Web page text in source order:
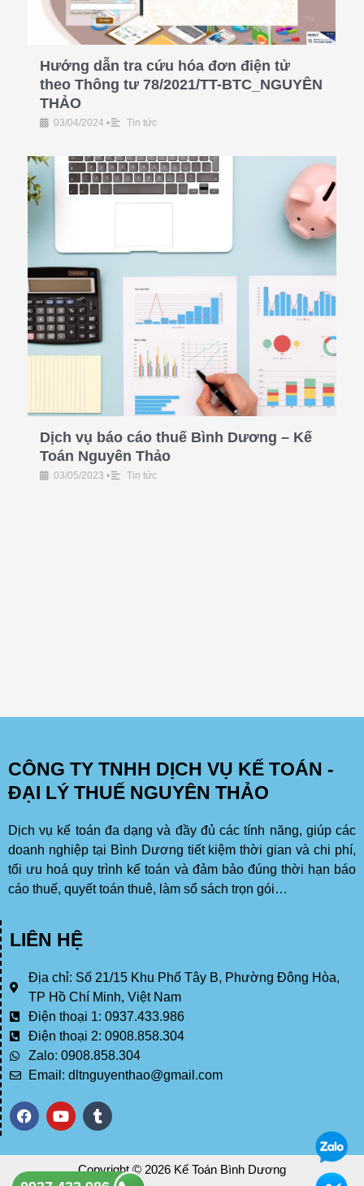
Hướng dẫn tra cứu hóa đơn điện tử
theo Thông tư 78/2021/TT-BTC_NGUYÊN
THẢO
03/04/2024 • Tin tức
Dịch vụ báo cáo thuế Bình Dương – Kế
Toán Nguyên Thảo
03/05/2023 • Tin tức
CÔNG TY TNHH DỊCH VỤ KẾ TOÁN -
ĐẠI LÝ THUẾ NGUYÊN THẢO
Dịch vụ kế toán đa dạng và đầy đủ các tính năng, giúp các
doanh nghiệp tại Bình Dương tiết kiệm thời gian và chi phí,
tối ưu hoá quy trình kế toán và đảm bảo đúng thời hạn báo
cáo thuế, quyết toán thuê, làm sổ sách trọn gói…
LIÊN HỆ
Địa chỉ: Số 21/15 Khu Phố Tây B, Phường Đông Hòa,
TP Hồ Chí Minh, Việt Nam
Điện thoại 1: 0937.433.986
Điện thoại 2: 0908.858.304
Zalo: 0908.858.304
Email: dltnguyenthao@gmail.com
F
a
e
o
Y
o
t
b
T
u
b
l
r
Copyright © 2026 Kế Toán Bình Dương